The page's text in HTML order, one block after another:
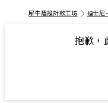
犀牛盾設計款工坊 迪士尼
抱歉，